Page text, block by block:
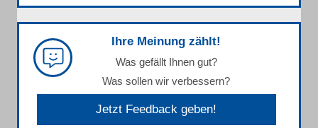
Ihre Meinung zählt!
Was gefällt Ihnen gut?
Was sollen wir verbessern?
Jetzt Feedback geben!